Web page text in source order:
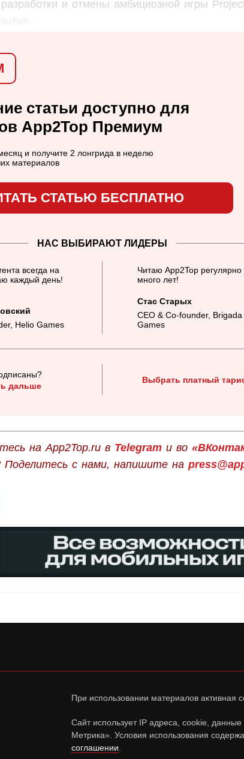
разработки и отмены амбициозной игры
статьи доступно для
App2Top Премиум
и получите 2 лонгрида в неделю
материалов
СТАТЬЮ БЕСПЛАТНО
НАС ВЫБИРАЮТ ЛИДЕРЫ
всегда на
каждый день!
Helio Games
Читаю App2Top регулярно
много лет!
Стас Старых
CEO & Co-founder, Brigada
Games
дальше
Выбрать платный
на App2Top.ru в Telegramи во
Поделитесь с нами, напишите на
При использовании материалов активная
Сайт использует IP адреса, cookie, данные
Метрика». Условия использования
соглашении.